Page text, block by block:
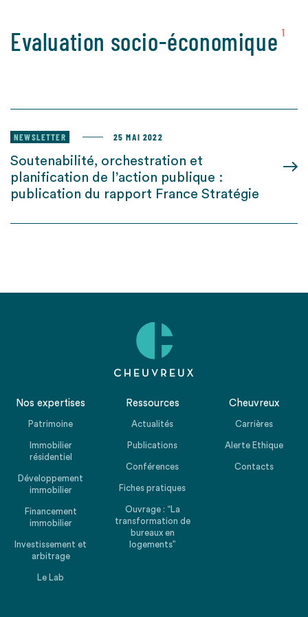
Evaluation socio-économique 1
NEWSLETTER 25 MAI 2022
Soutenabilité, orchestration et
planification de l’action publique :
publication du rapport France Stratégie
Nos expertises
Patrimoine
Immobilier
résidentiel
Développement
immobilier
Financement
immobilier
Investissement et
arbitrage
Le Lab
Ressources
Actualités
Publications
Conférences
Fiches pratiques
Ouvrage : “La
transformation de
bureaux en
logements”
Cheuvreux
Carrières
Alerte Ethique
Contacts